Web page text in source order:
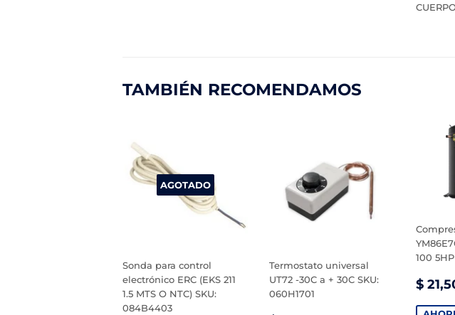
TAMBIÉN RECOMENDAMOS
AGOTADO
Sonda para control
electrónico ERC (EKS 211
1.5 MTS O NTC) SKU:
084B4403
Termostato universal
UT72 -30C a + 30C SKU:
060H1701
100
$